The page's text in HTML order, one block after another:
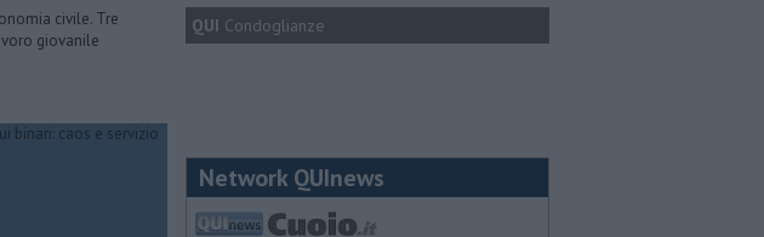
civile. Tre
giovanile
QUI Condoglianze
Network QUInews